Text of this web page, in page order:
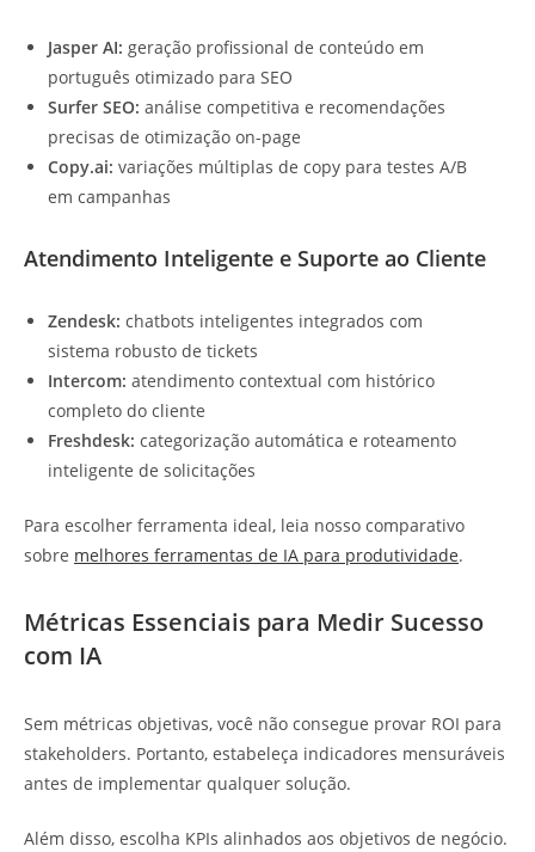
Jasper AI: geração profissional de conteúdo em
português otimizado para SEO
Surfer SEO: análise competitiva e recomendações
precisas de otimização on-page
Copy.ai: variações múltiplas de copy para testes A/B
em campanhas
Atendimento Inteligente e Suporte ao Cliente
Zendesk: chatbots inteligentes integrados com
sistema robusto de tickets
Intercom: atendimento contextual com histórico
completo do cliente
Freshdesk: categorização automática e roteamento
inteligente de solicitações
Para escolher ferramenta ideal, leia nosso comparativo
sobre melhores ferramentas de IA para produtividade.
Métricas Essenciais para Medir Sucesso
com IA
Sem métricas objetivas, você não consegue provar ROI para
stakeholders. Portanto, estabeleça indicadores mensuráveis
antes de implementar qualquer solução.
Além disso, escolha KPIs alinhados aos objetivos de negócio.